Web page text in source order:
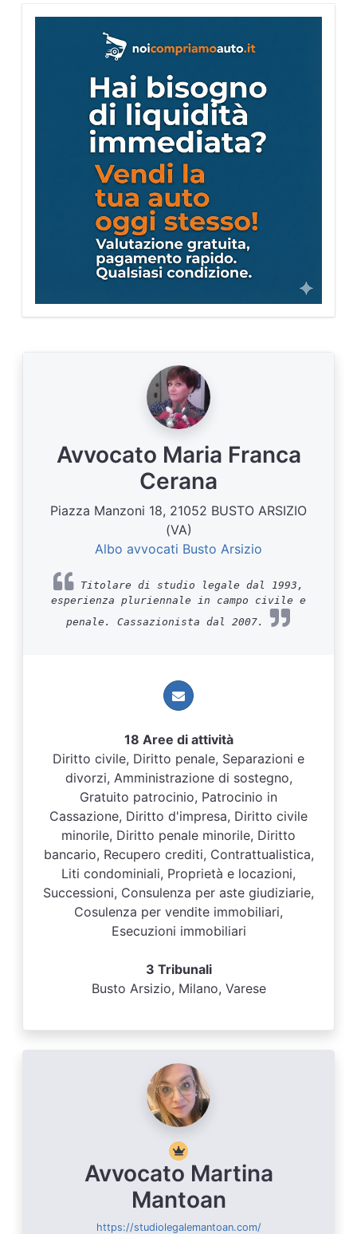
Avvocato Maria Franca
Cerana
Piazza Manzoni 18, 21052 BUSTO ARSIZIO
(VA)
Albo avvocati Busto Arsizio
Titolare di studio legale dal 1993,
esperienza pluriennale in campo civile e
penale. Cassazionista dal 2007.
18 Aree di attività
Diritto civile, Diritto penale, Separazioni e
divorzi, Amministrazione di sostegno,
Gratuito patrocinio, Patrocinio in
Cassazione, Diritto d'impresa, Diritto civile
minorile, Diritto penale minorile, Diritto
bancario, Recupero crediti, Contrattualistica,
Liti condominiali, Proprietà e locazioni,
Successioni, Consulenza per aste giudiziarie,
Cosulenza per vendite immobiliari,
Esecuzioni immobiliari
3 Tribunali
Busto Arsizio, Milano, Varese
Avvocato Martina
Mantoan
https://studiolegalemantoan.com/